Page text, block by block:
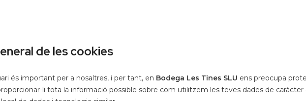
de les cookies
és important per a nosaltres, i per tant, en Bodega Les Tines SLU ens preocupa
li tota la informació possible sobre com utilitzem les teves dades de